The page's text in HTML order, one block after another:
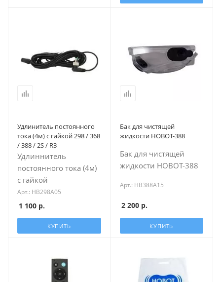
Удлинитель постоянного
тока (4м) c гайкой 298 / 368
/ 388 / 2S / R3
Удлиннитель
постоянного тока (4м)
c гайкой
Арт.: HB298A05
1 100 р.
КУПИТЬ
Бак для чистящей
жидкости HOBOT-388
Бак для чистящей
жидкости HOBOT-388
Арт.: HB388A15
2 200р.
КУПИТЬ